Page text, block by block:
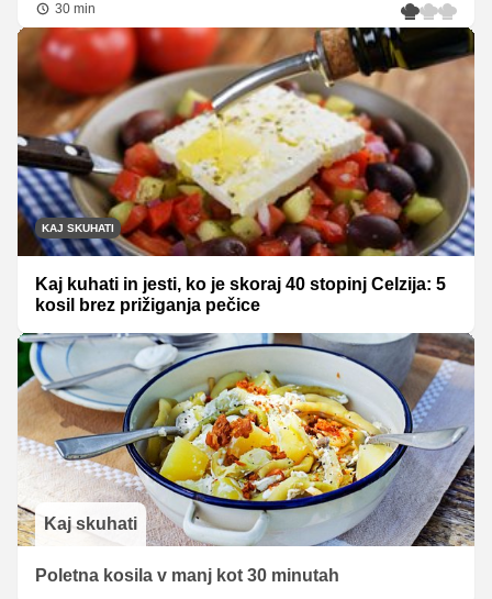
30 min
KAJ SKUHATI
Kaj kuhati in jesti, ko je skoraj 40 stopinj Celzija: 5
kosil brez prižiganja pečice
Kaj skuhati
Poletna kosila v manj kot 30 minutah